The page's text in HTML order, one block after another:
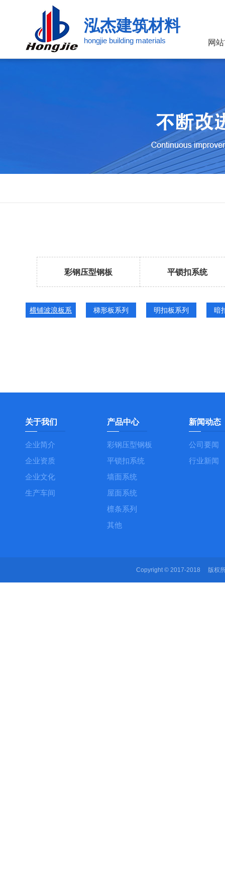
泓杰建筑材料
hongjie building materials 网
彩钢压型钢板 平锁扣系统
横铺波浪板系
梯形板系列 明扣板系列 暗
关于我们
企业简介
企业资质
企业文化
生产车间
产品中心
彩钢压型钢板
平锁扣系统
墙面系统
屋面系统
檩条系列
其他
新闻动态
公司要闻
行业新闻
Copyright © 2017-2018 版权